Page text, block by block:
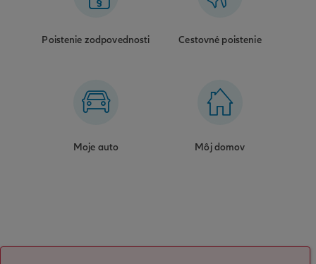
Poistenie zodpovednosti Cestovné poistenie
Moje auto Môj domov